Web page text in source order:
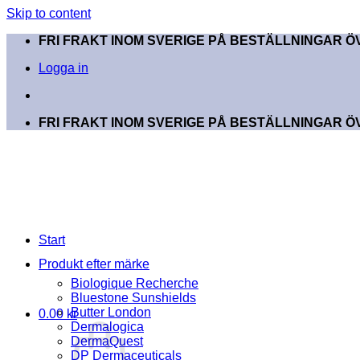
Skip to content
FRI FRAKT INOM SVERIGE PÅ BESTÄLLNINGAR
Logga in
FRI FRAKT INOM SVERIGE PÅ BESTÄLLNINGAR
0.00 kr
Start
Produkt efter märke
Biologique Recherche
Bluestone Sunshields
Butter London
Dermalogica
DermaQuest
DP Dermaceuticals